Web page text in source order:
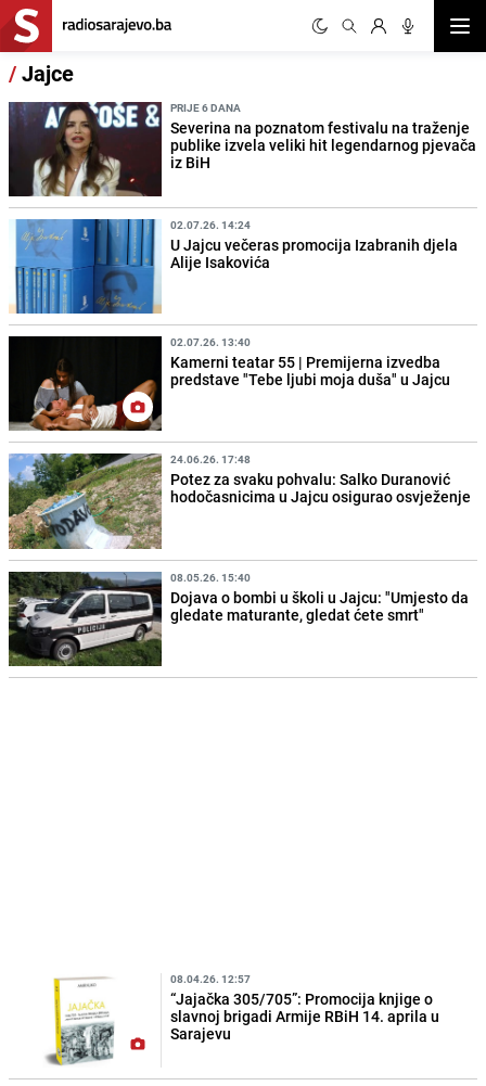
/Jajce
PRIJE 6 DANA
Severina na poznatom festivalu na traženje
publike izvela veliki hit legendarnog pjevača
iz BiH
02.07.26. 14:24
U Jajcu večeras promocija Izabranih djela
Alije Isakovića
02.07.26. 13:40
Kamerni teatar 55 | Premijerna izvedba
predstave "Tebe ljubi moja duša" u Jajcu
24.06.26. 17:48
Potez za svaku pohvalu: Salko Duranović
hodočasnicima u Jajcu osigurao osvježenje
08.05.26. 15:40
Dojava o bombi u školi u Jajcu: "Umjesto da
gledate maturante, gledat ćete smrt"
08.04.26. 12:57
“Jajačka 305/705”: Promocija knjige o
slavnoj brigadi Armije RBiH 14. aprila u
Sarajevu